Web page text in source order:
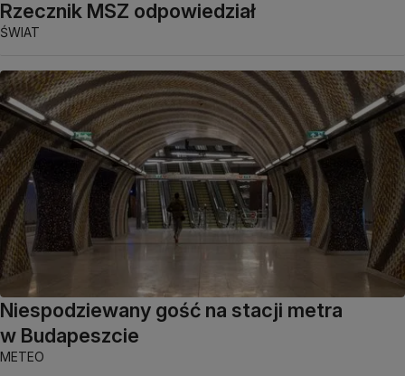
Rzecznik MSZ odpowiedział
ŚWIAT
Niespodziewany gość na stacji metra
w Budapeszcie
METEO